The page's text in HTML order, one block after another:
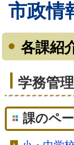
市政情
各課紹
学務管
課のペ